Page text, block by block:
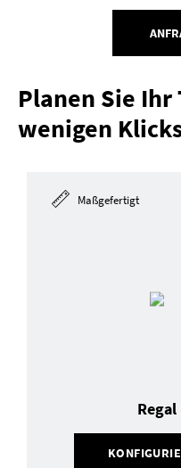
Planen Sie
wenigen
Maßgefertigt
Regal